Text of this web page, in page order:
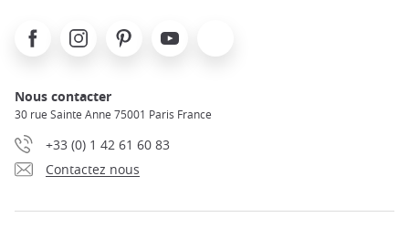
FacebookInstagramPinterest Youtube
Nous contacter
30 rue Sainte Anne 75001 Paris France
+33 (0) 1 42 61 60 83
Contactez nous